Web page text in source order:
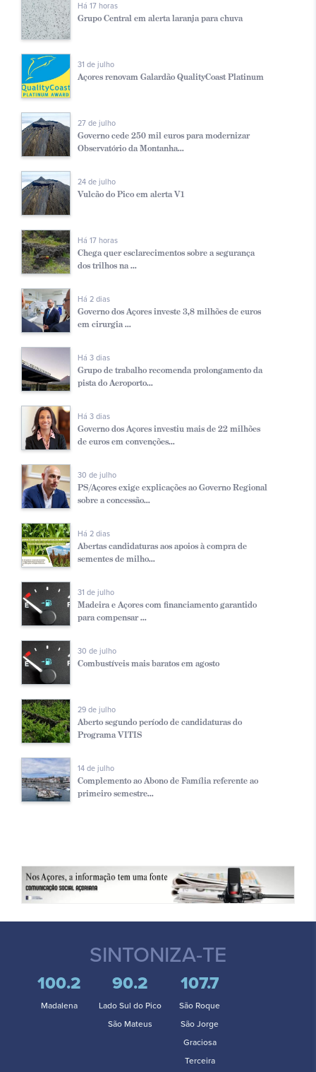
Há 17 horas
Grupo Central em alerta laranja para chuva
31 de julho
Açores renovam Galardão QualityCoast Platinum
27 de julho
Governo cede 250 mil euros para modernizar
Observatório da Montanha...
24 de julho
Vulcão do Pico em alerta V1
Há 17 horas
Chega quer esclarecimentos sobre a segurança
dos trilhos na ...
Há 2 dias
Governo dos Açores investe 3,8 milhões de euros
em cirurgia ...
Há 3 dias
Grupo de trabalho recomenda prolongamento da
pista do Aeroporto...
Há 3 dias
Governo dos Açores investiu mais de 22 milhões
de euros em convenções...
30 de julho
PS/Açores exige explicações ao Governo Regional
sobre a concessão...
Há 2 dias
Abertas candidaturas aos apoios à compra de
sementes de milho...
31 de julho
Madeira e Açores com financiamento garantido
para compensar ...
30 de julho
Combustíveis mais baratos em agosto
29 de julho
Aberto segundo período de candidaturas do
Programa VITIS
14 de julho
Complemento ao Abono de Família referente ao
primeiro semestre...
SINTONIZA-TE
100.2
Madalena
90.2
Lado Sul do Pico
São Mateus
107.7
São Roque
São Jorge
Graciosa
Terceira